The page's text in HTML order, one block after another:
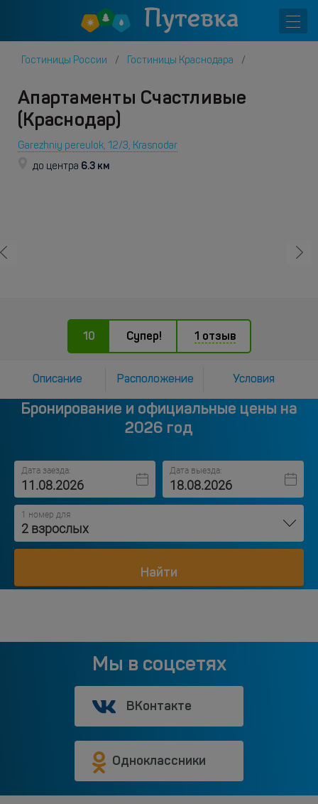
Гостиницы России Гостиницы Краснодара
Апартаменты Счастливые
(Краснодар)
Garezhniy pereulok, 12/3, Krasnodar
до центра 6.3 км
10 Супер! 1 отзыв
Описание Расположение Условия
Бронирование и официальные цены на
2026 год
Дата заезда: Дата выезда:
1 номер для
2 взрослых
Найти
Мы в соцсетях
ВКонтакте
Одноклассники